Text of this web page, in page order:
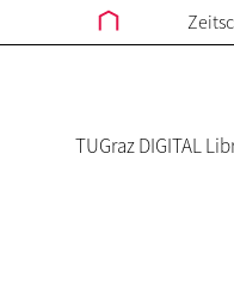
TUGraz DIGITAL